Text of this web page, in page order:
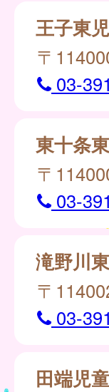
王子東
〒
03-
東十条
〒
03-
滝野川
〒
03-
田端児